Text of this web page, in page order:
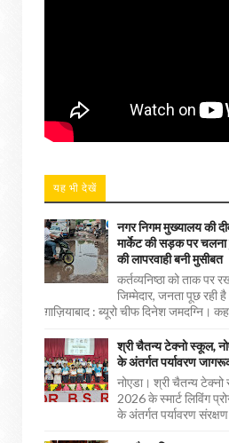
यह भी देखें
नगर निगम मुख्यालय की
मार्केट की सड़क पर चलना
की लापरवाही बनी मुसीबत
कर्तव्यनिष्ठा को ताक पर
जिम्मेदार, जनता पूछ रही
ग़ाज़ियाबाद : ब्यूरो चीफ दिनेश जमदग्नि।
श्री चैतन्य टेक्नो स्कूल,
के अंतर्गत पर्यावरण
नोएडा। श्री चैतन्य
2026 के स्मार्ट लिविंग
के अंतर्गत पर्यावरण